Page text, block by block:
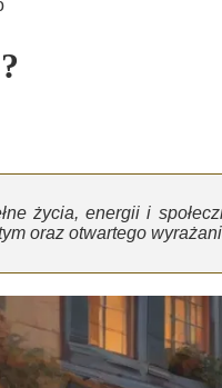
?
życia, energii i
oraz otwartego